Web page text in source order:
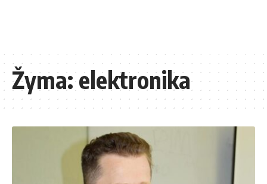
Žyma:elektronika